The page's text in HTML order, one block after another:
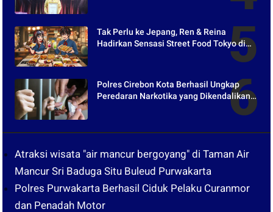
Tak Perlu ke Jepang, Ren & Reina
Hadirkan Sensasi Street Food Tokyo di
Polres Cirebon Kota Berhasil Ungkap
Peredaran Narkotika yang Dikendalikan
Atraksi wisata "air mancur bergoyang" di Taman Air
Mancur Sri Baduga Situ Buleud Purwakarta
Polres Purwakarta Berhasil Ciduk Pelaku Curanmor
dan Penadah Motor